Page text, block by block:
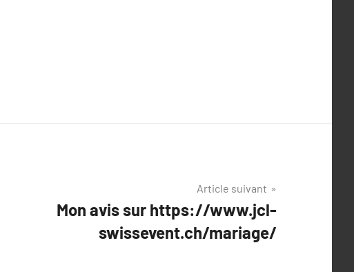
Article suivant
Mon avis sur https://www.jcl-
swissevent.ch/mariage/